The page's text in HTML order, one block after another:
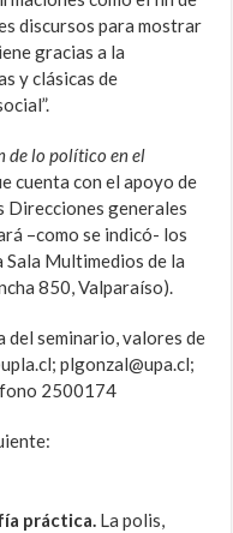
discursos para mostrar
gracias a la
y clásicas de
de lo político en el
cuenta con el apoyo de
Direcciones generales
–como se indicó- los
Sala Multimedios de la
850, Valparaíso).
del seminario, valores de
plgonzal@upa.cl;
2500174
práctica. La polis,